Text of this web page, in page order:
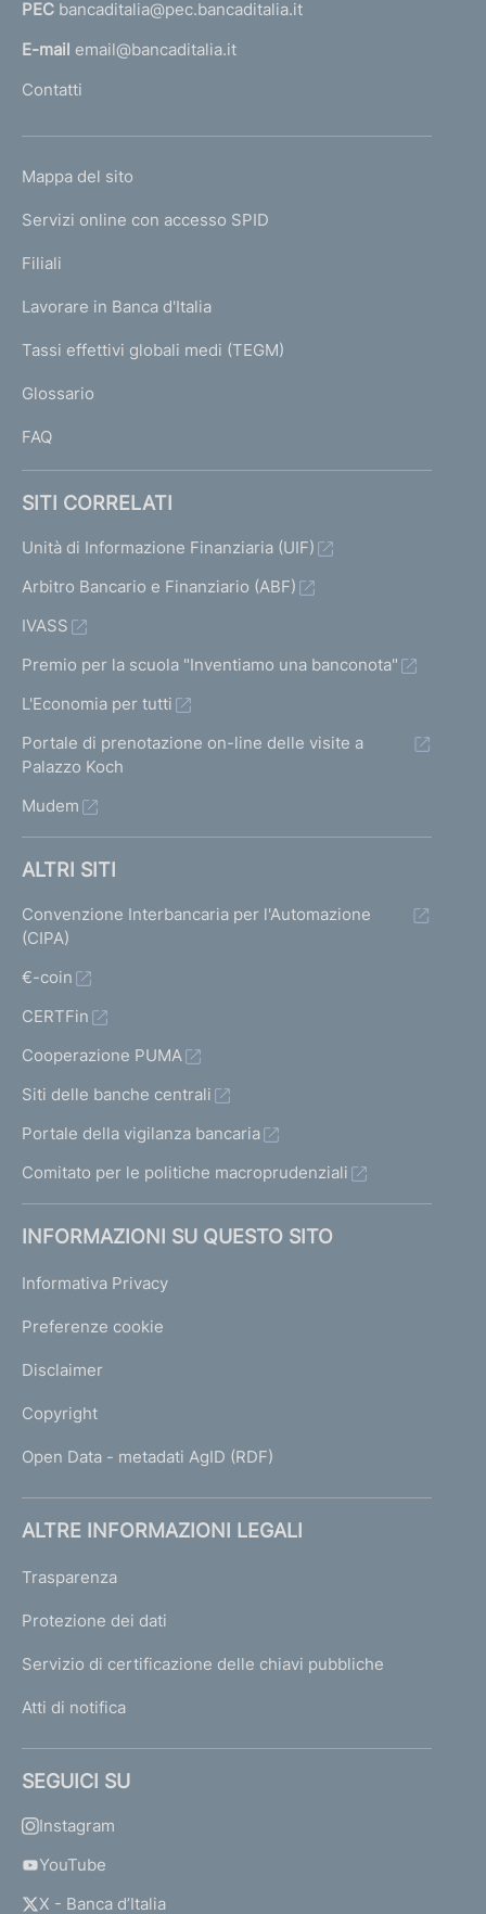
a
l
m
e
a
g
PEC bancaditalia@pec.bancaditalia.it
E-mail email@bancaditalia.it
Contatti
L
N
K
T
I
I
Mappa del sito
Servizi online con accesso SPID
Filiali
Lavorare in Banca d'Italia
Tassi effettivi globali medi (TEGM)
Glossario
FAQ
SITI CORRELATI
Unità di Informazione Finanziaria (UIF)
Arbitro Bancario e Finanziario (ABF)
IVASS
Premio per la scuola "Inventiamo una banconota"
L'Economia per tutti
Portale di prenotazione on-line delle visite a
Palazzo Koch
Mudem
ALTRI SITI
Convenzione Interbancaria per l'Automazione
(CIPA)
€-coin
CERTFin
Cooperazione PUMA
Siti delle banche centrali
Portale della vigilanza bancaria
Comitato per le politiche macroprudenziali
INFORMAZIONI SU QUESTO SITO
Informativa Privacy
Preferenze cookie
Disclaimer
Copyright
Open Data - metadati AgID (RDF)
ALTRE INFORMAZIONI LEGALI
Trasparenza
Protezione dei dati
Servizio di certificazione delle chiavi pubbliche
Atti di notifica
SEGUICI SU
Instagram
YouTube
X - Banca d’Italia